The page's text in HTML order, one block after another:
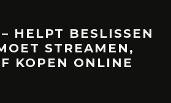
HELPT BESLISSEN
STREAMEN,
KOPEN ONLINE